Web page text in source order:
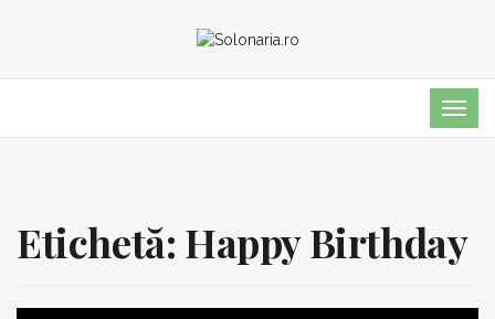
Etichetă: Happy Birthday